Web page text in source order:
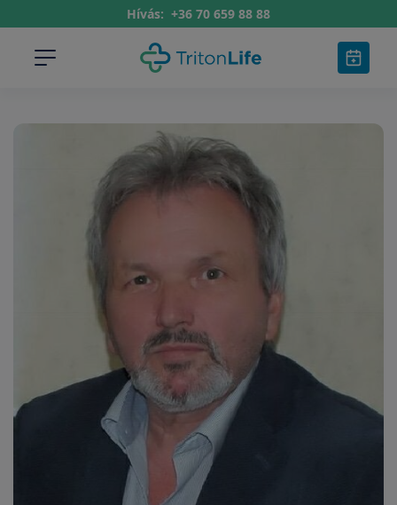
Hívás: +36 70 659 88 88